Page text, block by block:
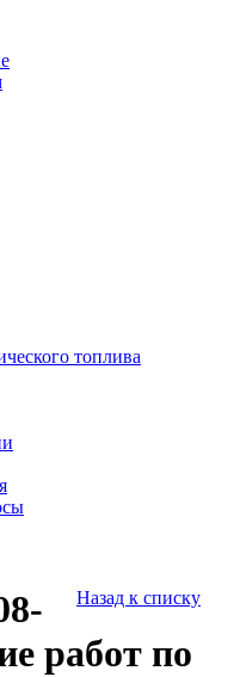
топлива
Назад к списку
работ по